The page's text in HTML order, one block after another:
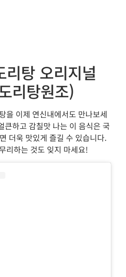
리탕 오리지널
리탕원조)
을 이제 연신내에서도 만나보세
큰하고 감칠맛 나는 이 음식은 국
더욱 맛있게 즐길 수 있습니다.
리하는 것도 잊지 마세요!